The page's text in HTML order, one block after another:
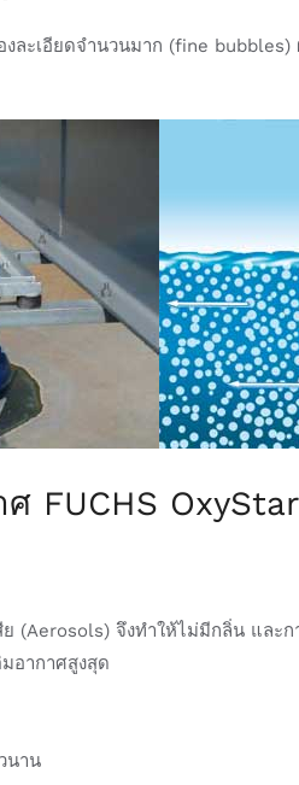
ละเอียดจำนวนมาก (fine
FUCHS
ย (Aerosols) จึงทำให้ไม่มีกลิ่น และ
อากาศสูงสุด
นาน